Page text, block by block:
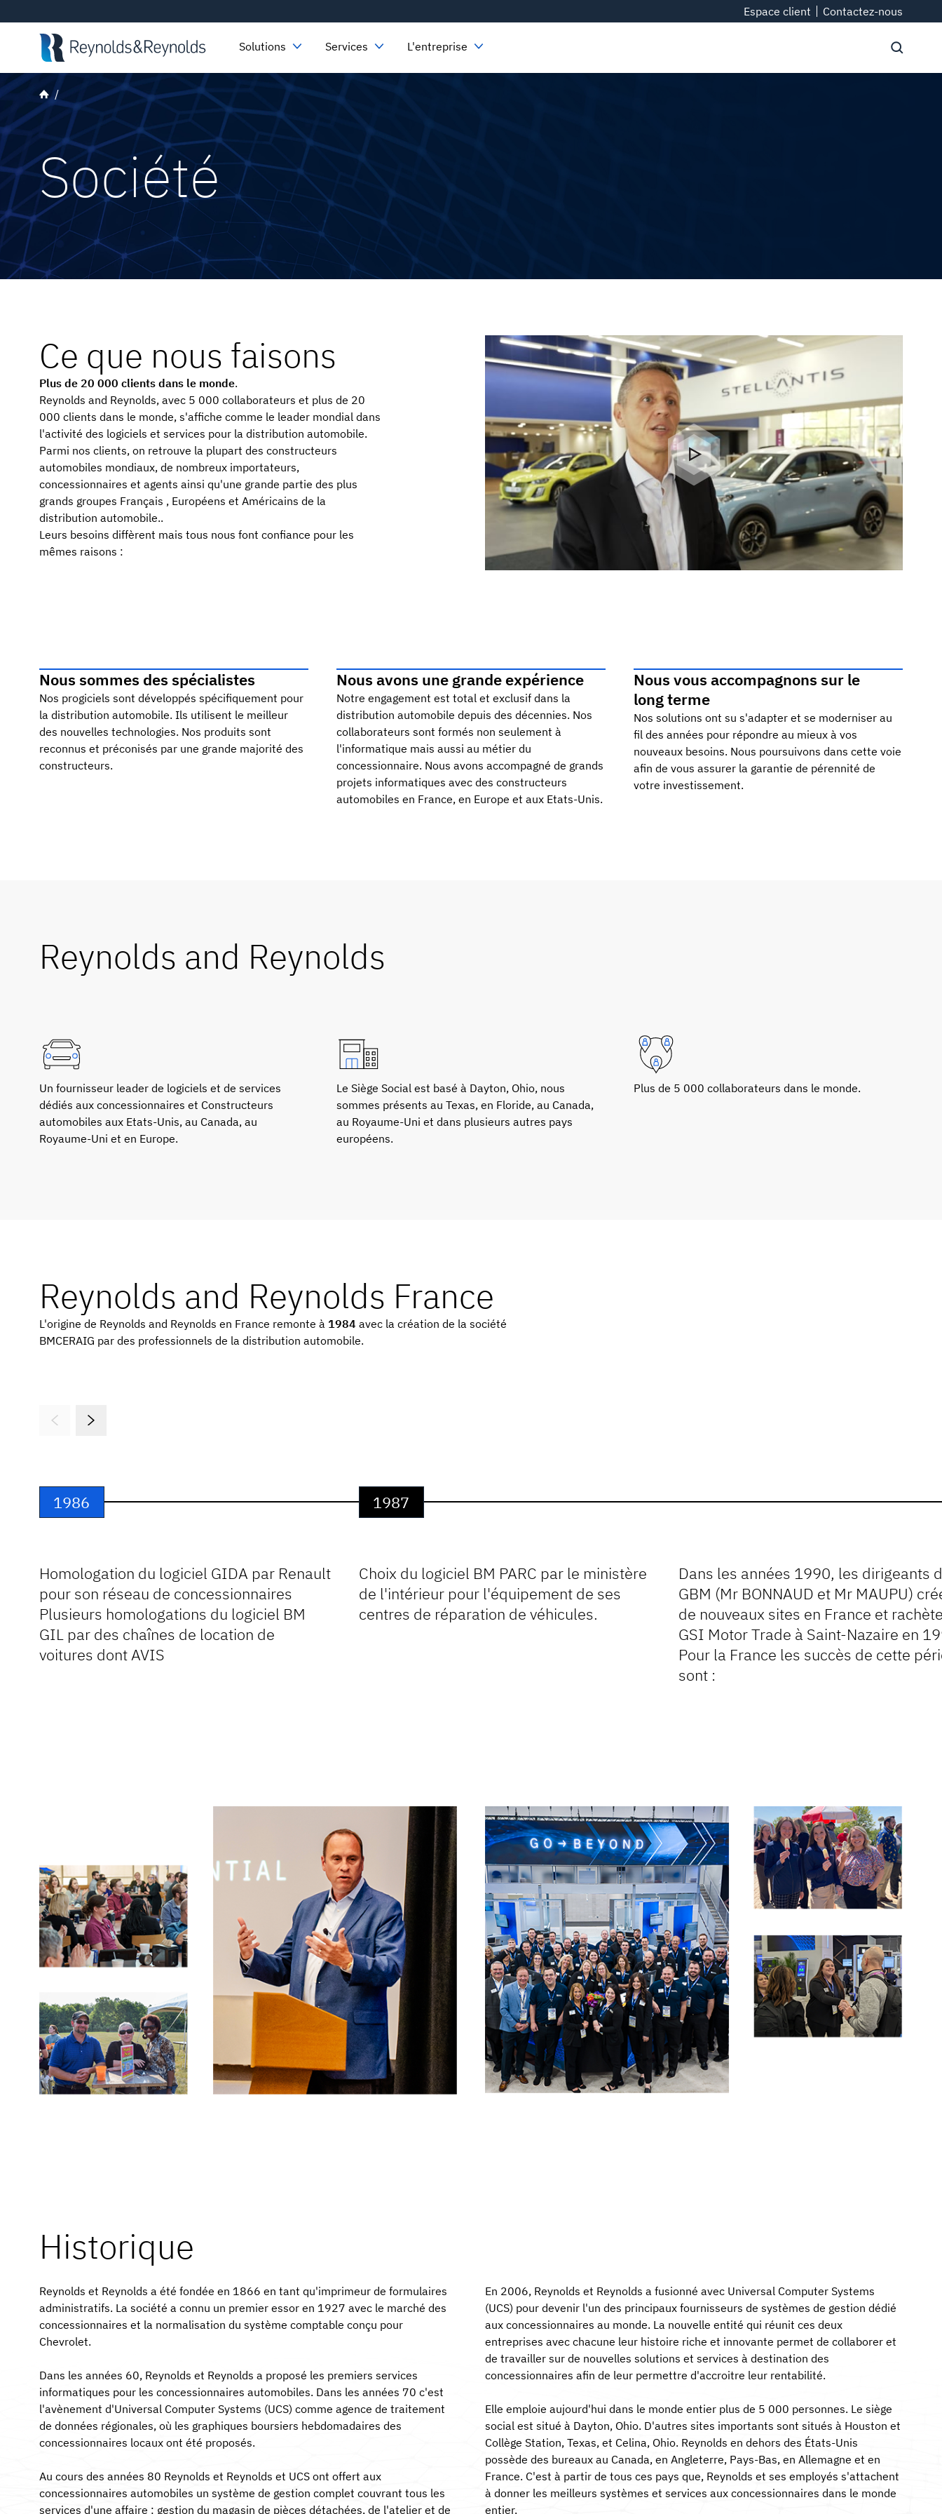
Espace client Contactez-nous
Solutions Services L'entreprise
Société
Ce que nous faisons
Plus de 20 000 clients dans le monde.
Reynolds and Reynolds, avec 5 000 collaborateurs et plus de 20
000 clients dans le monde, s'affiche comme le leader mondial dans
l'activité des logiciels et services pour la distribution automobile.
Parmi nos clients, on retrouve la plupart des constructeurs
automobiles mondiaux, de nombreux importateurs,
concessionnaires et agents ainsi qu'une grande partie des plus
grands groupes Français , Européens et Américains de la
distribution automobile..
Leurs besoins diffèrent mais tous nous font confiance pour les
mêmes raisons :
Nous sommes des spécialistes
Nos progiciels sont développés spécifiquement pour
la distribution automobile. Ils utilisent le meilleur
des nouvelles technologies. Nos produits sont
reconnus et préconisés par une grande majorité des
constructeurs.
Nous avons une grande expérience
Notre engagement est total et exclusif dans la
distribution automobile depuis des décennies. Nos
collaborateurs sont formés non seulement à
l'informatique mais aussi au métier du
concessionnaire. Nous avons accompagné de grands
projets informatiques avec des constructeurs
automobiles en France, en Europe et aux Etats-Unis.
Nous vous accompagnons sur le
long terme
Nos solutions ont su s'adapter et se moderniser au
fil des années pour répondre au mieux à vos
nouveaux besoins. Nous poursuivons dans cette voie
afin de vous assurer la garantie de pérennité de
votre investissement.
Reynolds and Reynolds
Un fournisseur leader de logiciels et de services
dédiés aux concessionnaires et Constructeurs
automobiles aux Etats-Unis, au Canada, au
Royaume-Uni et en Europe.
Le Siège Social est basé à Dayton, Ohio, nous
sommes présents au Texas, en Floride, au Canada,
au Royaume-Uni et dans plusieurs autres pays
européens.
Plus de 5 000 collaborateurs dans le monde.
Reynolds and Reynolds France
L'origine de Reynolds and Reynolds en France remonte à 1984 avec la création de la société
BMCERAIG par des professionnels de la distribution automobile.
1986
Homologation du logiciel GIDA par Renault
pour son réseau de concessionnaires
Plusieurs homologations du logiciel BM
GIL par des chaînes de location de
voitures dont AVIS
1987
Choix du logiciel BM PARC par le ministère
de l'intérieur pour l'équipement de ses
centres de réparation de véhicules.
Dans les années 1990, les dirigeants
GBM (Mr BONNAUD et Mr MAUPU)
de nouveaux sites en France et
GSI Motor Trade à Saint-Nazaire en
Pour la France les succès de cette
sont :
Historique
Reynolds et Reynolds a été fondée en 1866 en tant qu'imprimeur de formulaires
administratifs. La société a connu un premier essor en 1927 avec le marché des
concessionnaires et la normalisation du système comptable conçu pour
Chevrolet.
Dans les années 60, Reynolds et Reynolds a proposé les premiers services
informatiques pour les concessionnaires automobiles. Dans les années 70 c'est
l'avènement d'Universal Computer Systems (UCS) comme agence de traitement
de données régionales, où les graphiques boursiers hebdomadaires des
concessionnaires locaux ont été proposés.
Au cours des années 80 Reynolds et Reynolds et UCS ont offert aux
concessionnaires automobiles un système de gestion complet couvrant tous les
services d'une affaire : gestion du magasin de pièces détachées, de l'atelier et de
En 2006, Reynolds et Reynolds a fusionné avec Universal Computer Systems
(UCS) pour devenir l'un des principaux fournisseurs de systèmes de gestion dédié
aux concessionnaires au monde. La nouvelle entité qui réunit ces deux
entreprises avec chacune leur histoire riche et innovante permet de collaborer et
de travailler sur de nouvelles solutions et services à destination des
concessionnaires afin de leur permettre d'accroitre leur rentabilité.
Elle emploie aujourd'hui dans le monde entier plus de 5 000 personnes. Le siège
social est situé à Dayton, Ohio. D'autres sites importants sont situés à Houston et
Collège Station, Texas, et Celina, Ohio. Reynolds en dehors des États-Unis
possède des bureaux au Canada, en Angleterre, Pays-Bas, en Allemagne et en
France. C'est à partir de tous ces pays que, Reynolds et ses employés s'attachent
à donner les meilleurs systèmes et services aux concessionnaires dans le monde
entier.